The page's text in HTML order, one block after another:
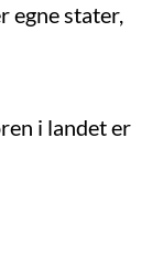
egne stater,
i landet er